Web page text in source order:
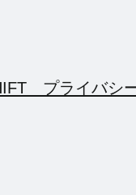
プライバシ